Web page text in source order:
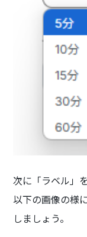
次に「ラベル」
以下の画像の様
しましょう。